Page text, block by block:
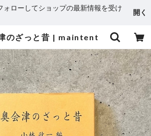
ォローしてショップの最新情報を受け
開く
のざっと昔 | maintent